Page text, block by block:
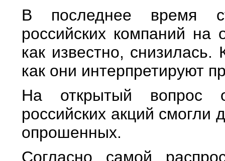
В последнее время
российских компаний на
как известно,
как они интерпретируют
На открытый вопрос
российских акций смогли
опрошенных.
Согласно самой